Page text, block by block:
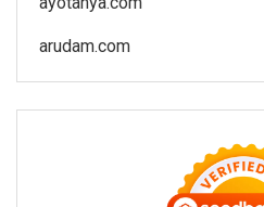
arudam.com